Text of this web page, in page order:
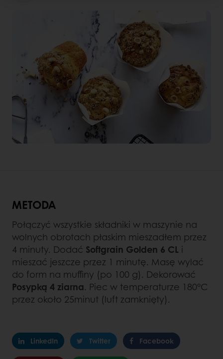
METODA
Połączyć wszystkie składniki w maszynie na
wolnych obrotach płaskim mieszadłem przez
4 minuty. Dodać Softgrain Golden 6 CL i
mieszać jeszcze przez 1 minutę. Masę wylać
do form na muffiny (po 100 g). Dekorować
Posypką 4 ziarna. Piec w temperaturze 180°C
przez około 25minut (luft zamknięty).
LinkedIn Twitter Facebook